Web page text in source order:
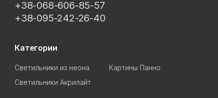
+38-068-606-85-57
+38-095-242-26-40
Категории
Светильники из неона
Картины Панно
Светильники Акрилайт